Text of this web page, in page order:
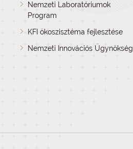
Nemzeti Laboratóriumok
Program
KFI ökoszisztéma fejlesztése
Nemzeti Innovációs Ügynökség